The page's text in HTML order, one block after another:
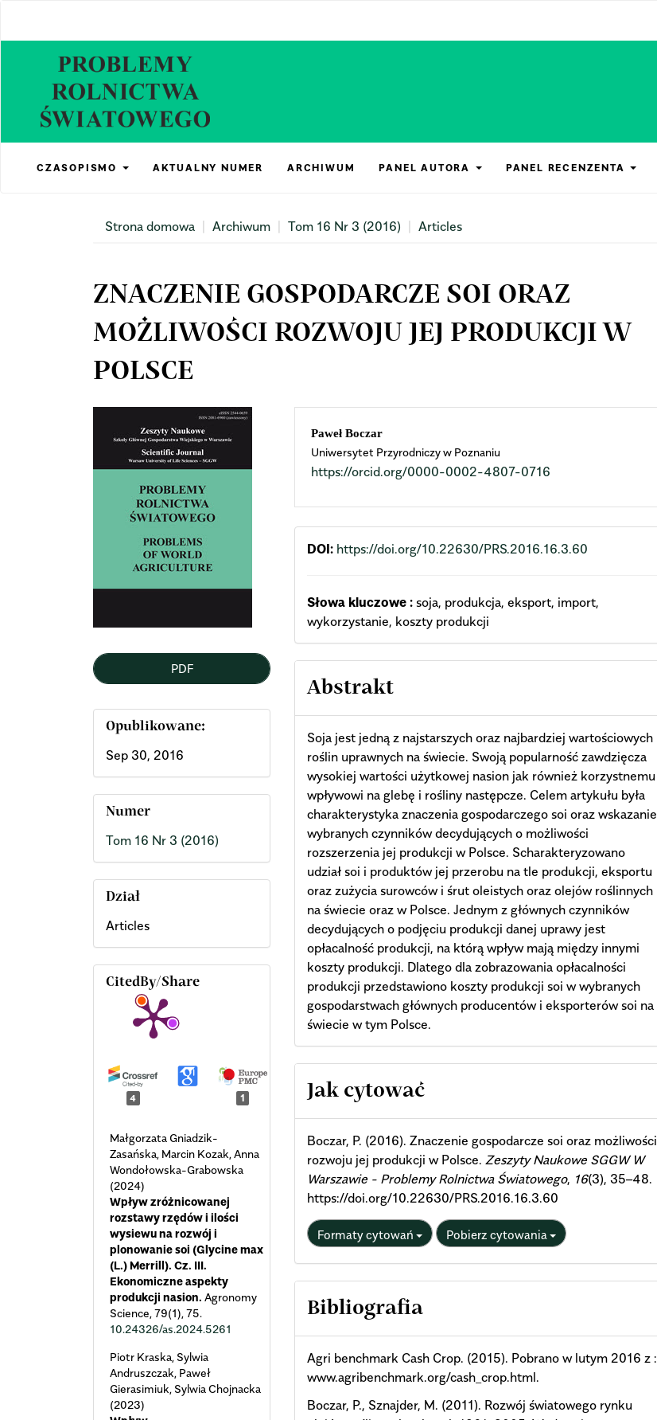
Content
Sidebar
CZASOPISMO AKTUALNY NUMER ARCHIWUM PANEL AUTORA PANEL RECENZENTA
Strona domowa Archiwum Tom 16 Nr 3 (2016) Articles
ZNACZENIE GOSPODARCZE SOI ORAZ
MOŻLIWOŚCI ROZWOJU JEJ PRODUKCJI W
POLSCE
Article
Sidebar
PDF
Opublikowane:
Sep 30, 2016
Numer
Tom 16 Nr 3 (2016)
Dział
Articles
CitedBy/Share
4 1
Małgorzata Gniadzik-
Zasańska, Marcin Kozak, Anna
Wondołowska-Grabowska
(2024)
Wpływ zróżnicowanej
rozstawy rzędów i ilości
wysiewu na rozwój i
plonowanie soi (Glycine max
(L.) Merrill). Cz. III.
Ekonomiczne aspekty
produkcji nasion. Agronomy
Science, 79(1), 75.
10.24326/as.2024.5261
Piotr Kraska, Sylwia
Andruszczak, Paweł
Gierasimiuk, Sylwia Chojnacka
(2023)
Main
Article
Content
Paweł Boczar
Uniwersytet Przyrodniczy w Poznaniu
https://orcid.org/0000-0002-4807-0716
DOI: https://doi.org/10.22630/PRS.2016.16.3.60
Słowa kluczowe : soja, produkcja, eksport, import,
wykorzystanie, koszty produkcji
Abstrakt
Soja jest jedną z najstarszych oraz najbardziej wartościowych
roślin uprawnych na świecie. Swoją popularność zawdzięcza
wysokiej wartości użytkowej nasion jak również korzystnemu
wpływowi na glebę i rośliny następcze. Celem artykułu była
charakterystyka znaczenia gospodarczego soi oraz wskazanie
wybranych czynników decydujących o możliwości
rozszerzenia jej produkcji w Polsce. Scharakteryzowano
udział soi i produktów jej przerobu na tle produkcji, eksportu
oraz zużycia surowców i śrut oleistych oraz olejów roślinnych
na świecie oraz w Polsce. Jednym z głównych czynników
decydujących o podjęciu produkcji danej uprawy jest
opłacalność produkcji, na którą wpływ mają między innymi
koszty produkcji. Dlatego dla zobrazowania opłacalności
produkcji przedstawiono koszty produkcji soi w wybranych
gospodarstwach głównych producentów i eksporterów soi na
świecie w tym Polsce.
Article
Details
Jak cytować
Boczar, P. (2016). Znaczenie gospodarcze soi oraz możliwości
rozwoju jej produkcji w Polsce.Zeszyty Naukowe SGGW W
Warszawie - Problemy Rolnictwa Światowego, 16(3), 35–48.
https://doi.org/10.22630/PRS.2016.16.3.60
Formaty cytowań Pobierz cytowania
Bibliografia
Agri benchmark Cash Crop. (2015). Pobrano w lutym 2016 z :
www.agribenchmark.org/cash_crop.html.
Boczar, P., Sznajder, M. (2011). Rozwój światowego rynku